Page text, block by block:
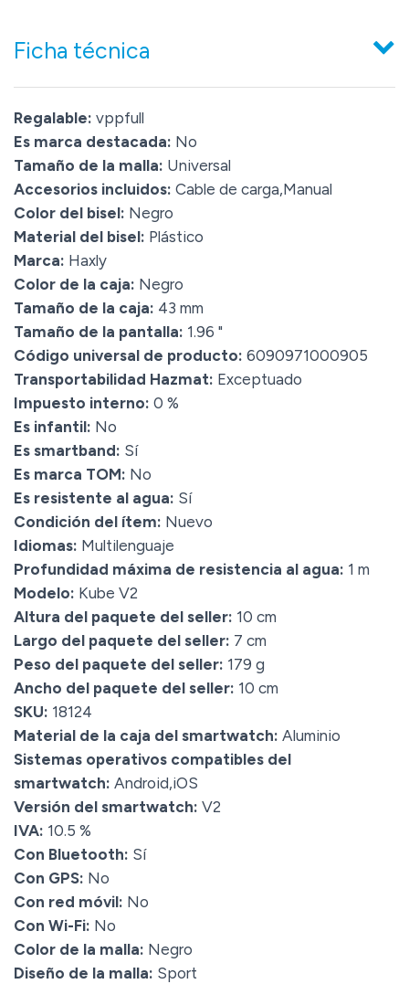
Ficha técnica
Regalable: vppfull
Es marca destacada: No
Tamaño de la malla: Universal
Accesorios incluidos: Cable de carga,Manual
Color del bisel: Negro
Material del bisel: Plástico
Marca: Haxly
Color de la caja: Negro
Tamaño de la caja: 43 mm
Tamaño de la pantalla: 1.96 "
Código universal de producto: 6090971000905
Transportabilidad Hazmat: Exceptuado
Impuesto interno: 0 %
Es infantil: No
Es smartband: Sí
Es marca TOM: No
Es resistente al agua: Sí
Condición del ítem: Nuevo
Idiomas: Multilenguaje
Profundidad máxima de resistencia al agua: 1 m
Modelo: Kube V2
Altura del paquete del seller: 10 cm
Largo del paquete del seller: 7 cm
Peso del paquete del seller: 179 g
Ancho del paquete del seller: 10 cm
SKU: 18124
Material de la caja del smartwatch: Aluminio
Sistemas operativos compatibles del
smartwatch: Android,iOS
Versión del smartwatch: V2
IVA: 10.5 %
Con Bluetooth: Sí
Con GPS: No
Con red móvil: No
Con Wi-Fi: No
Color de la malla: Negro
Diseño de la malla: Sport